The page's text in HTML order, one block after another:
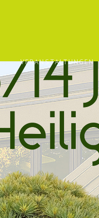
VERANSTALTUNGEN